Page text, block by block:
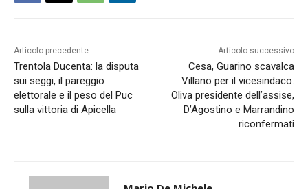
Articolo precedente
Trentola Ducenta: la disputa
sui seggi, il pareggio
elettorale e il peso del Puc
sulla vittoria di Apicella
Articolo successivo
Cesa, Guarino scavalca
Villano per il vicesindaco.
Oliva presidente dell’assise,
D’Agostino e Marrandino
riconfermati